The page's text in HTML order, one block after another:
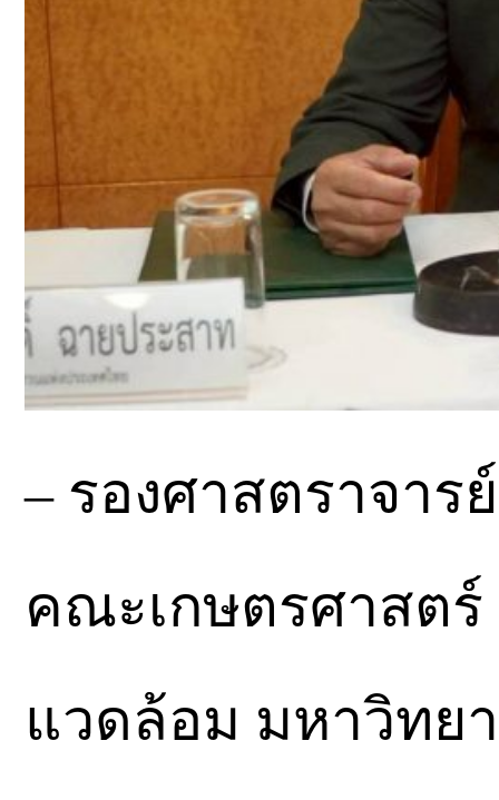
– รองศาสตราจาร
คณะเกษตรศาสต
แวดล้อม มหาวิทย